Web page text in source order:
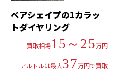
ペアシェイプの1カラッ
トダイヤリング
買取相場15～25万円
アルトルは最大37万円で買取